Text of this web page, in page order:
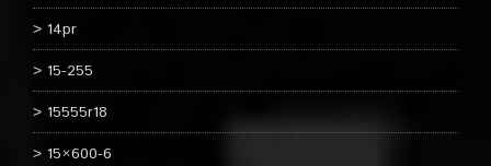
14pr
15-255
15555r18
15×600-6